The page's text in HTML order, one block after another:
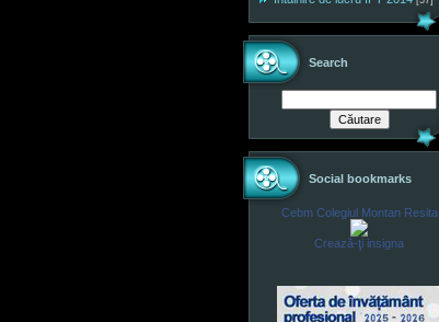
Search
Social bookmarks
Cebm Colegiul Montan Resita
Crează-ţi insigna